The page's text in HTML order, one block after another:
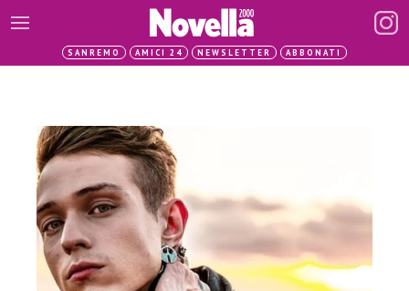
SANREMO AMICI 24 NEWSLETTER ABBONATI